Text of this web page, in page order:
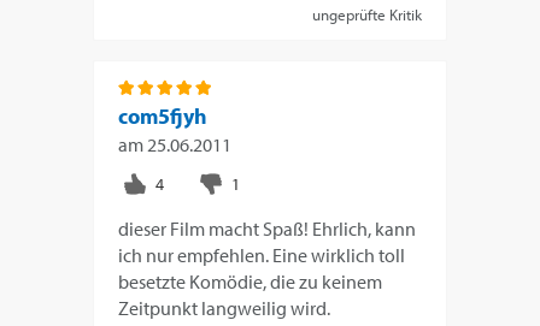
ungeprüfte Kritik
com5fjyh
am 25.06.2011
dieser Film macht Spaß! Ehrlich, kann
ich nur empfehlen. Eine wirklich toll
besetzte Komödie, die zu keinem
Zeitpunkt langweilig wird.